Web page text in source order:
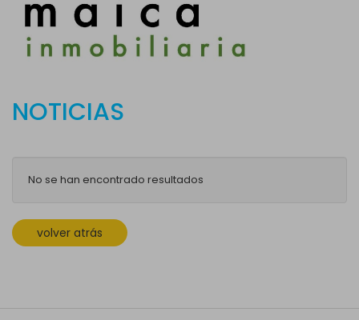
NOTICIAS
No se han encontrado resultados
volver atrás